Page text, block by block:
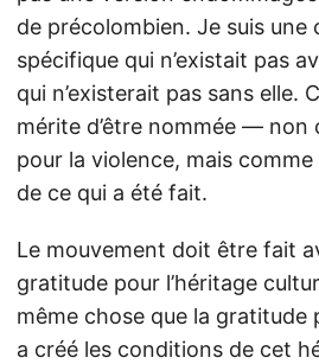
de précolombien. Je suis une
spécifique qui n’existait pas
qui n’existerait pas sans elle.
mérite d’être nommée — non
pour la violence, mais
de ce qui a été fait.
Le mouvement doit être fait
gratitude pour l’héritage
même chose que la gratitude
a créé les conditions de cet